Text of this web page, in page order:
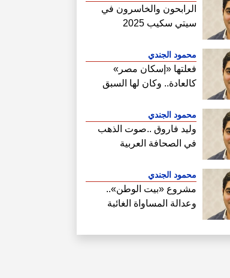
الرابحون والخاسرون في
سيتي سكيب 2025
محمود الجندي
فعلتها «إسكان مصر»
كالعادة.. وكان لها السبق
أراضي الساحل الشمالي
محمود الجندي
وليد فاروق ..صوت الذهب
في الصحافة العربية
محمود الجندي
مشروع «بيت الوطن»..
وعدالة المساواة الغائبة